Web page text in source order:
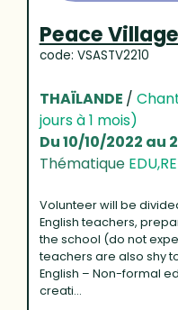
Peace
code: VSASTV2210
THAÏLANDE /
jours à 1 mois)
Du 10/10/2022 au
Thématique
Volunteer will be
English teachers,
the school (do not
teachers are also shy
English – Non-formal
creati...